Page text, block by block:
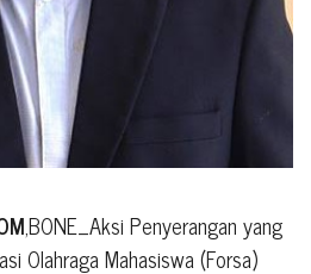
,BONE_Aksi Penyerangan yang
Olahraga Mahasiswa (Forsa)